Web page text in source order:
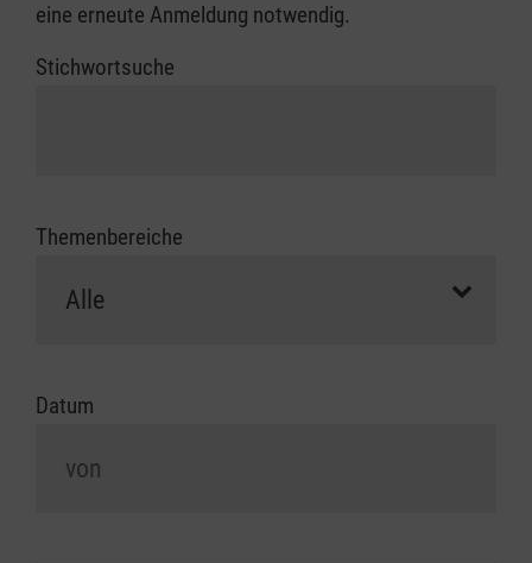
eine erneute Anmeldung notwendig.
Stichwortsuche
Themenbereiche
Datum